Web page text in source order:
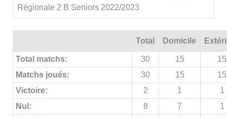
Régionale 2 B Seniors 2022/2023
Total Domicile
Total matchs: 30 15
15
Matchs joués:
30 15
15
Victoire:
2 1
1
Nul:
8 7
1